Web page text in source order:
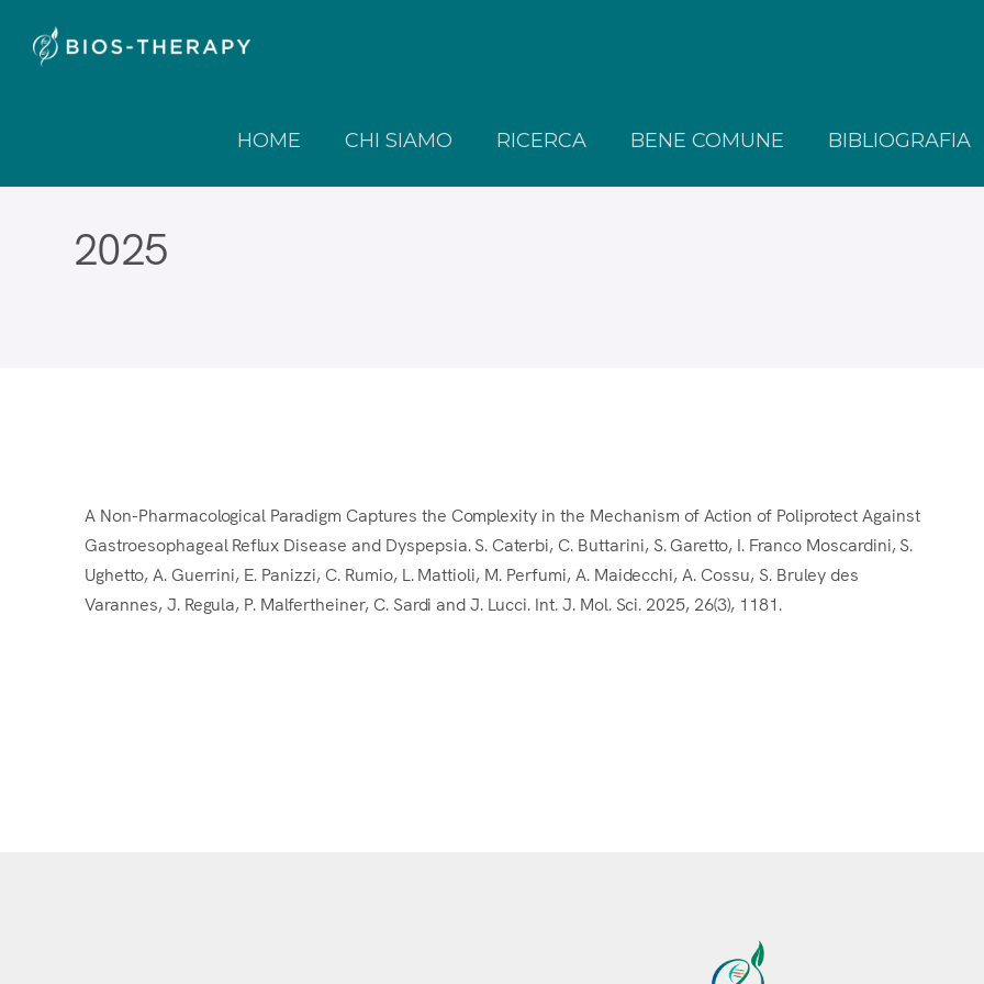
HOME CHI SIAMO RICERCA BENE COMUNE BIBLIOGRAFIA
2025
A Non-Pharmacological Paradigm Captures the Complexity in the Mechanism of Action of Poliprotect Against
Gastroesophageal Reflux Disease and Dyspepsia. S. Caterbi, C. Buttarini, S. Garetto, I. Franco Moscardini, S.
Ughetto, A. Guerrini, E. Panizzi, C. Rumio, L. Mattioli, M. Perfumi, A. Maidecchi, A. Cossu, S. Bruley des
Varannes, J. Regula, P. Malfertheiner, C. Sardi and J. Lucci. Int. J. Mol. Sci. 2025, 26(3), 1181.